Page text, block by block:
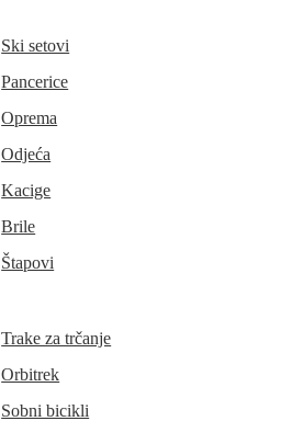
Ski setovi
Pancerice
Oprema
Odjeća
Kacige
Brile
Štapovi
Trake za trčanje
Orbitrek
Sobni bicikli